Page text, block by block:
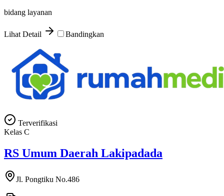
bidang layanan
Lihat Detail Bandingkan
Terverifikasi
Kelas C
RS Umum Daerah Lakipadada
Jl. Pongtiku No.486